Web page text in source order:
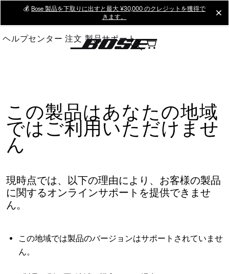
Main
💰 Bose 製品を下取りに出すと最大 ¥30,000 のクレジットを獲得で
きます。
ヘルプセンター 注文 製品サポート
この製品はあなたの地域
ではご利用いただけませ
ん
現時点では、以下の理由により、お客様の製品
に関するオンラインサポートを提供できませ
ん。
この地域では製品のバージョンはサポートされていませ
ん。